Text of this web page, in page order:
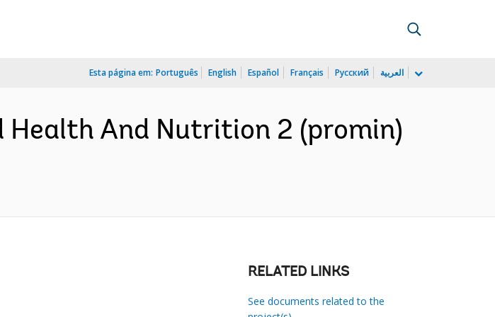
Esta página em: Português English Español Français Русский العربية
And Nutrition 2 (promin)
RELATED LINKS
See documents related to the